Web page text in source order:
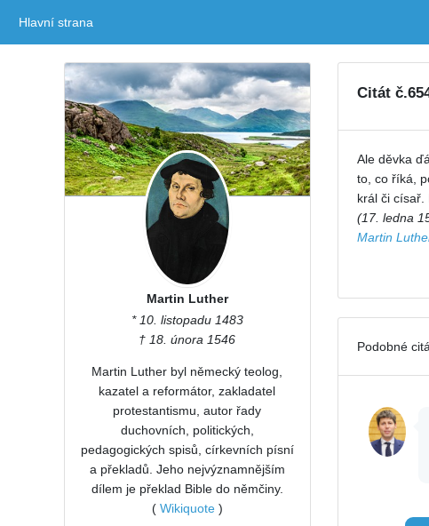
Hlavní strana
Martin Luther
* 10. listopadu 1483
† 18. února 1546
Martin Luther byl německý teolog,
kazatel a reformátor, zakladatel
protestantismu, autor řady
duchovních, politických,
pedagogických spisů, církevních písní
a překladů. Jeho nejvýznamnějším
dílem je překlad Bible do němčiny.
( Wikiquote)
Citát
Ale děvka
to, co říká,
král či císař.
(17. ledna
Martin
Podobné